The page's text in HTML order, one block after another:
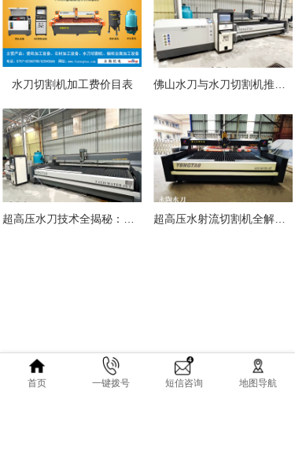
水刀切割机加工费价目表
首页 一键拨号 短信咨询 地图导航